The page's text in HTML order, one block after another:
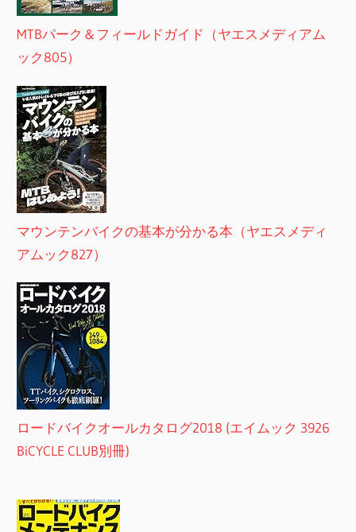
MTBパーク＆フィールドガイド（ヤエスメディアム
ック805）
マウンテンバイクの基本が分かる本（ヤエスメディ
アムック827）
ロードバイクオールカタログ2018 (エイムック 3926
BiCYCLE CLUB別冊)